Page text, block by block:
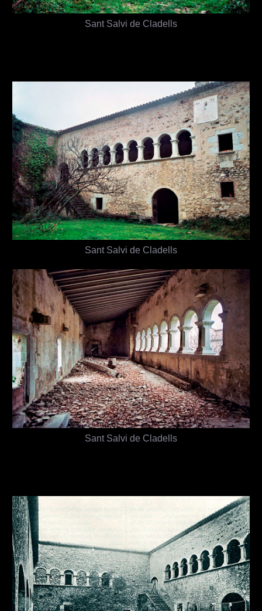
Sant Salvi de Cladells
Sant Salvi de Cladells
Sant Salvi de Cladells